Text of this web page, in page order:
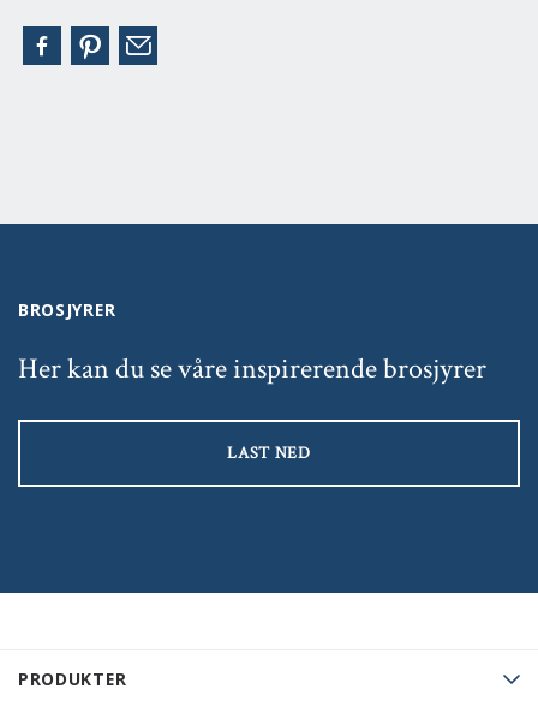
PRODUKTER
BROSJYRER
Her kan du se våre inspirerende brosjyrer
LAST NED